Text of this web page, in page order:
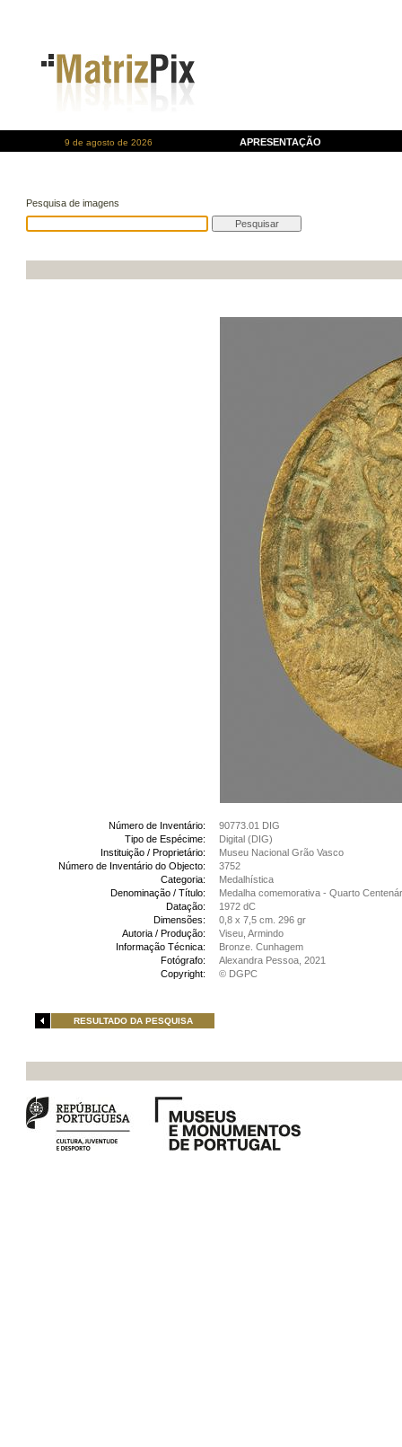
9 de agosto de 2026 APRESENTAÇÃO
Pesquisa de imagens
Número de Inventário:
90773.01 DIG
Tipo de Espécime:
Digital (DIG)
Instituição / Proprietário:
Museu Nacional Grão Vasco
Número de Inventário do Objecto:
3752
Categoria:
Medalhística
Denominação / Título:
Medalha comemorativa - Quarto
Datação:
1972 dC
Dimensões:
0,8 x 7,5 cm. 296 gr
Autoria / Produção:
Viseu, Armindo
Informação Técnica:
Bronze. Cunhagem
Fotógrafo:
Alexandra Pessoa, 2021
Copyright:
© DGPC
RESULTADO DA PESQUISA